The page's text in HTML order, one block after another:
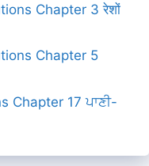
Chapter 3 रेशों
Chapter 5
Chapter 17 ਪਾਣੀ-